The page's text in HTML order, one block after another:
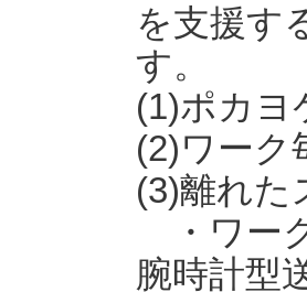
を支援す
す。
(1)ポカヨ
(2)ワーク
(3)離れた
・ワー
腕時計型